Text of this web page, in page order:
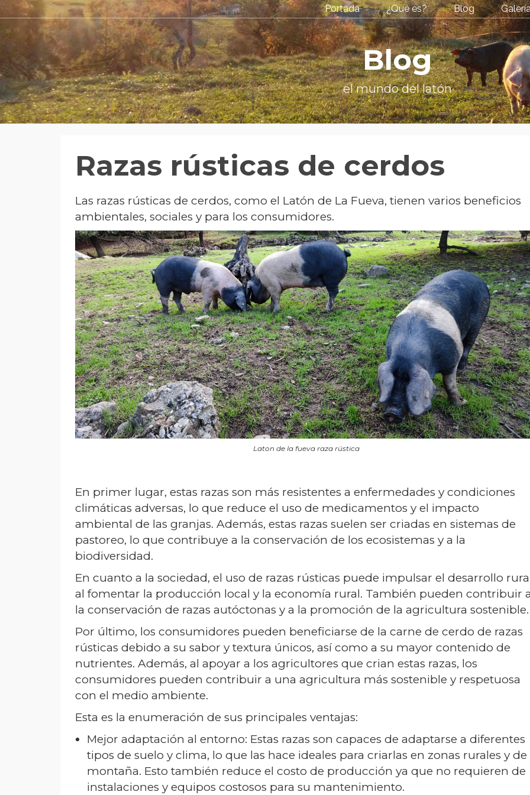
Portada ¿Qué es? Blog
Blog
el mundo del latón
Razas rústicas de cerdos
Las razas rústicas de cerdos, como el Latón de La Fueva, tienen varios beneficios
ambientales, sociales y para los consumidores.
Laton de la fueva raza rústica
En primer lugar, estas razas son más resistentes a enfermedades y condiciones
climáticas adversas, lo que reduce el uso de medicamentos y el impacto
ambiental de las granjas. Además, estas razas suelen ser criadas en sistemas de
pastoreo, lo que contribuye a la conservación de los ecosistemas y a la
biodiversidad.
En cuanto a la sociedad, el uso de razas rústicas puede impulsar el desarrollo
al fomentar la producción local y la economía rural. También pueden contribuir
la conservación de razas autóctonas y a la promoción de la agricultura sostenible.
Por último, los consumidores pueden beneficiarse de la carne de cerdo de razas
rústicas debido a su sabor y textura únicos, así como a su mayor contenido de
nutrientes. Además, al apoyar a los agricultores que crian estas razas, los
consumidores pueden contribuir a una agricultura más sostenible y respetuosa
con el medio ambiente.
Esta es la enumeración de sus principales ventajas:
Mejor adaptación al entorno: Estas razas son capaces de adaptarse a diferentes
tipos de suelo y clima, lo que las hace ideales para criarlas en zonas rurales y de
montaña. Esto también reduce el costo de producción ya que no requieren de
instalaciones y equipos costosos para su mantenimiento.